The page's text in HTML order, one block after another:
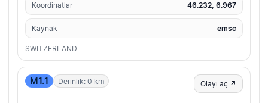
Koordinatlar 46.232, 6.967
Kaynak emsc
SWITZERLAND
M1.1 Derinlik: 0 km Olayı aç ↗